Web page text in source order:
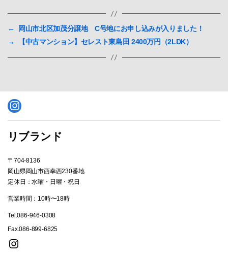
←
岡山市北区加茂分譲地 C号地にお申し込みが入りました！
→
【中古マンション】セレスト東島田 2400万円（2LDK）
Instagram
リブランド
〒704-8136
岡山県岡山市西幸西230番地
定休日：水曜・日曜・祝日
営業時間：10時〜18時
Tel.086-946-0308
Fax.086-899-6825
Instagram